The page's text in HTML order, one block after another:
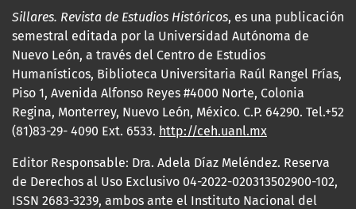
Sillares. Revista de Estudios Históricos, es una publicación
semestral editada por la Universidad Autónoma de
Nuevo León, a través del Centro de Estudios
Humanísticos, Biblioteca Universitaria Raúl Rangel Frías,
Piso 1, Avenida Alfonso Reyes #4000 Norte, Colonia
Regina, Monterrey, Nuevo León, México. C.P. 64290. Tel.+52
(81)83-29- 4090 Ext. 6533. http://ceh.uanl.mx
Editor Responsable: Dra. Adela Díaz Meléndez. Reserva
de Derechos al Uso Exclusivo 04-2022-020313502900-102,
ISSN 2683-3239, ambos ante el Instituto Nacional del